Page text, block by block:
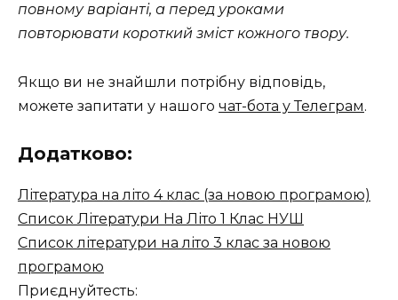
повному варіанті, а перед уроками
повторювати короткий зміст кожного твору.
Якщо ви не знайшли потрібну відповідь,
можете запитати у нашого чат-бота у Телеграм.
Додатково:
Література на літо 4 клас (за новою програмою)
Список Літератури На Літо 1 Клас НУШ
Список літератури на літо 3 клас за новою
програмою
Приєднуйтесть: